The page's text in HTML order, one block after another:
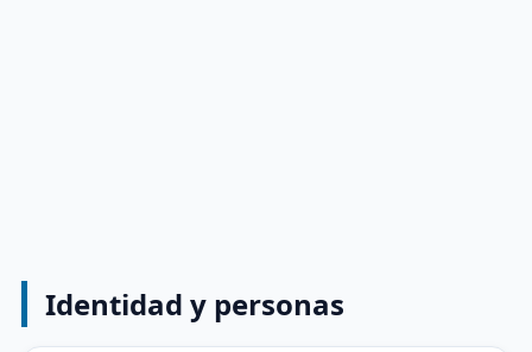
Identidad y personas